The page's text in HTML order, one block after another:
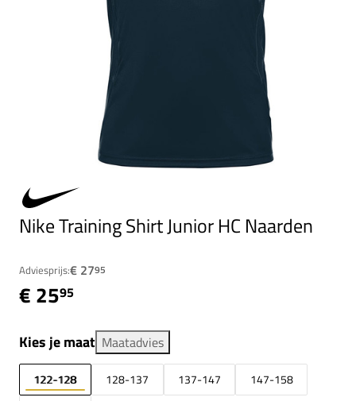
Nike Training Shirt Junior HC Naarden
Adviesprijs:€ 2795
€ 2595
Kies je maat Maatadvies
122-128 128-137 137-147
147-158